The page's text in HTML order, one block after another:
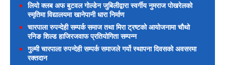
लियो क्लब अफ बुटवल गोल्डेन जुबिलीद्वारा स्वर्गीय नुमराज पोखरेलको
स्मृतिमा विद्यालयमा खानेपानी धारा निर्माण
चारपाला रुपन्देही सम्पर्क समाज तथा मिरा ट्रष्टको आयोजनामा चौथो
रनिङ शिल्ड हाजिरजवाफ प्रतियोगिता सम्पन्न
गुल्मी चारपाला रुपन्देही सम्पर्क समाजले गर्यो स्थापना दिवसको अवसरमा
रक्तदान